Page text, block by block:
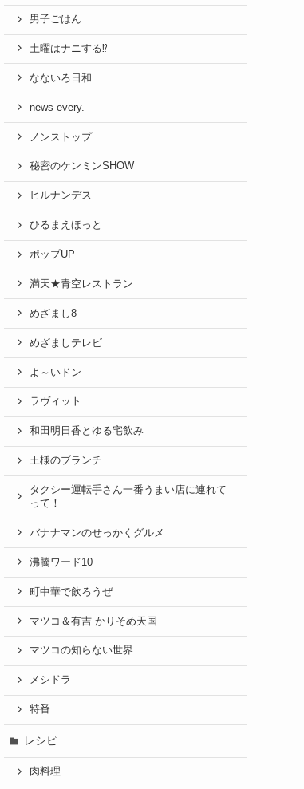
男子ごはん
土曜はナニする⁉
なないろ日和
news every.
ノンストップ
秘密のケンミンSHOW
ヒルナンデス
ひるまえほっと
ポップUP
満天★青空レストラン
めざまし8
めざましテレビ
よ～いドン
ラヴィット
和田明日香とゆる宅飲み
王様のブランチ
タクシー運転手さん一番うまい店に連れて
って！
バナナマンのせっかくグルメ
沸騰ワード10
町中華で飲ろうぜ
マツコ＆有吉 かりそめ天国
マツコの知らない世界
メシドラ
特番
レシピ
肉料理